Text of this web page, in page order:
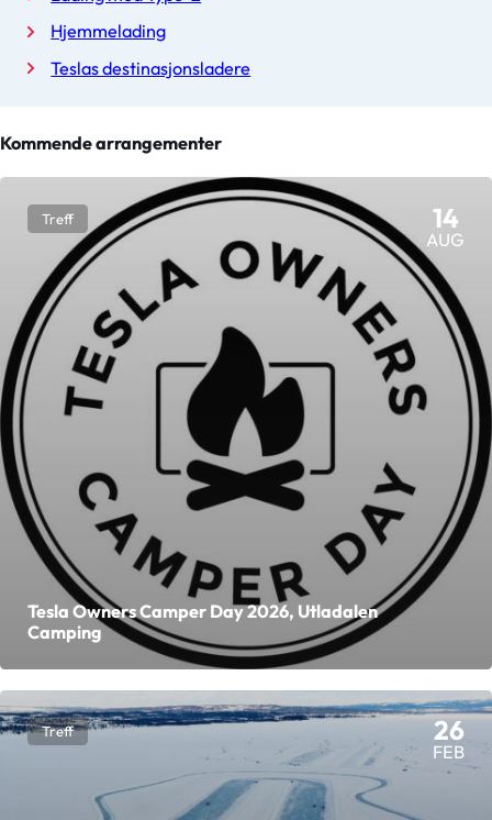
Hjemmelading
Teslas destinasjonsladere
Kommende arrangementer
Treff 14
AUG
Tesla Owners Camper Day 2026, Utladalen
Camping
Treff 26
FEB